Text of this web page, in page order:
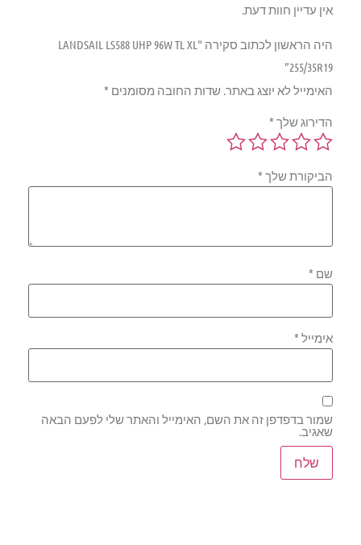
אין עדיין חוות דעת.
היה הראשון לכתוב סקירה “LANDSAIL LS588 UHP 96W TL XL
255/35R19”
האימייל לא יוצג באתר.שדות החובה מסומנים*
הדירוג שלך*
הביקורת שלך*
שם*
אימייל*
שמור בדפדפן זה את השם, האימייל והאתר שלי לפעם הבאה
שאגיב.